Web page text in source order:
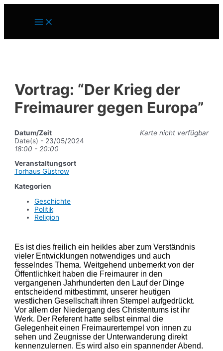
Main
Menu
Vortrag: “Der Krieg der
Freimaurer gegen Europa”
Karte nicht verfügbar
Datum/Zeit
Date(s) - 23/05/2024
18:00 - 20:00
Veranstaltungsort
Torhaus Güstrow
Kategorien
Geschichte
Politik
Religion
Es ist dies freilich ein heikles aber zum Verständnis
vieler Entwicklungen notwendiges und auch
fesselndes Thema. Weitgehend unbemerkt von der
Öffentlichkeit haben die Freimaurer in den
vergangenen Jahrhunderten den Lauf der Dinge
entscheidend mitbestimmt, unserer heutigen
westlichen Gesellschaft ihren Stempel aufgedrückt.
Vor allem der Niedergang des Christentums ist ihr
Werk. Der Referent hatte selbst einmal die
Gelegenheit einen Freimaurertempel von innen zu
sehen und Zeugnisse der Unterwanderung direkt
kennenzulernen. Es wird also ein spannender Abend.